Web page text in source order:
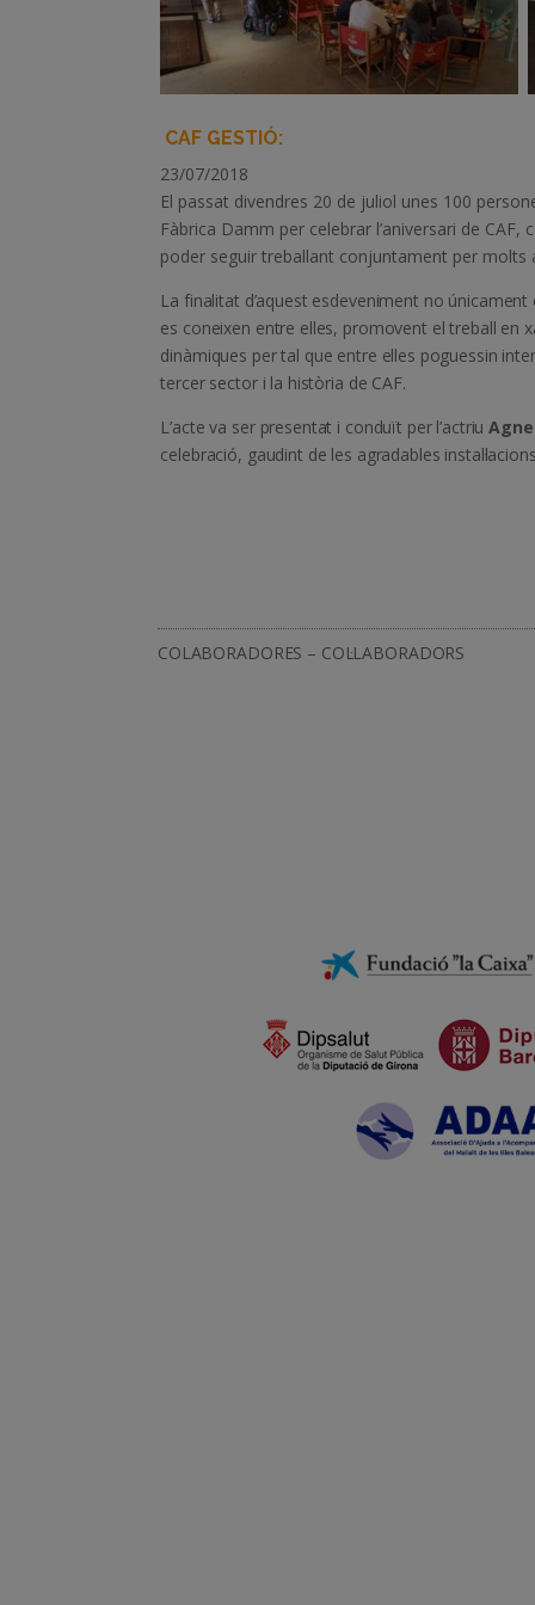
CAF GESTIÓ:
23/07/2018
El passat divendres 20 de juliol unes 100
Fàbrica Damm per celebrar l’aniversari de
poder seguir treballant conjuntament per molts
La finalitat d’aquest esdeveniment no
es coneixen entre elles, promovent el treball en
dinàmiques per tal que entre elles poguessin
tercer sector i la història de CAF.
L’acte va ser presentat i conduït per l’actriu
celebració, gaudint de les agradables
COLABORADORES – COL·LABORADORS